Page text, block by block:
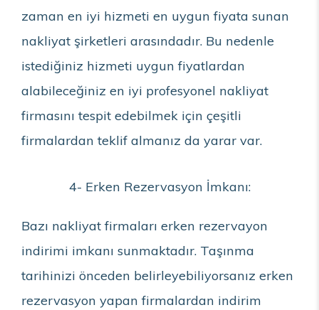
zaman en iyi hizmeti en uygun fiyata sunan
nakliyat şirketleri arasındadır. Bu nedenle
istediğiniz hizmeti uygun fiyatlardan
alabileceğiniz en iyi profesyonel nakliyat
firmasını tespit edebilmek için çeşitli
firmalardan teklif almanız da yarar var.
4- Erken Rezervasyon İmkanı:
Bazı nakliyat firmaları erken rezervayon
indirimi imkanı sunmaktadır. Taşınma
tarihinizi önceden belirleyebiliyorsanız erken
rezervasyon yapan firmalardan indirim